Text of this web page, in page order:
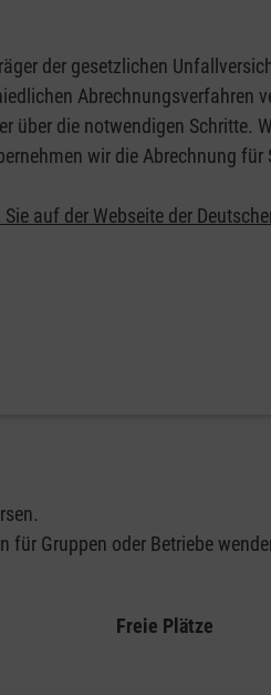
der gesetzlichen
Abrechnungsverfahren
über die notwendigen Schritte.
wir die Abrechnung für
auf der Webseite der
Gruppen oder Betriebe
Freie Plätze